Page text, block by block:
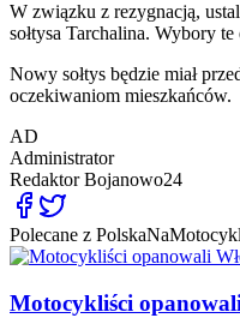
W związku z rezygnacją,
sołtysa Tarchalina. Wybory
Nowy sołtys będzie miał
oczekiwaniom mieszkańców.
AD
Administrator
RedaktorBojanowo24
Polecane z
Motocykliści